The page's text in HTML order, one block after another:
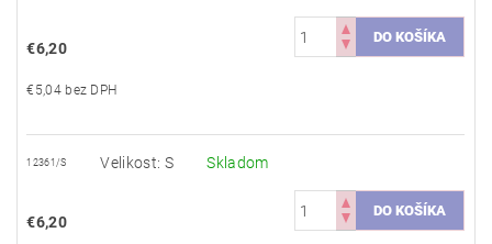
€6,20
€5,04 bez DPH
12361/S Velikost: S Skladom
€6,20